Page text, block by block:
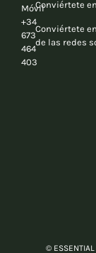
Móvil
+34
673
464
403
Conviértete
Conviértete
de las redes
©